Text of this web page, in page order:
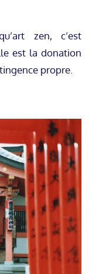
zen, c’est
est la donation
propre.